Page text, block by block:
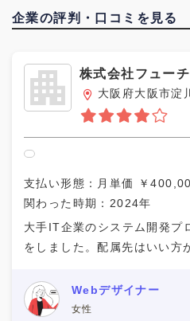
経営者
スポーツ
士業
ファッション
店舗運営
営業系
企画系
経理・人事
その他
企業の評判・口コミを見る
株式会社フュー
大阪府大阪市淀
支払い形態：月単価 ￥
関わった時期：2024年
大手IT企業のシステム開発プ
をしました。配属先はいい方
自分で何かすることはありま
Webデザイナー
女性